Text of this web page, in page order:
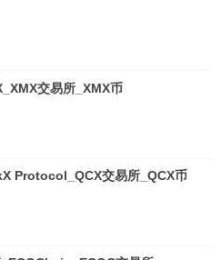
交易所_XMX币
Protocol_QCX交易所_QCX币